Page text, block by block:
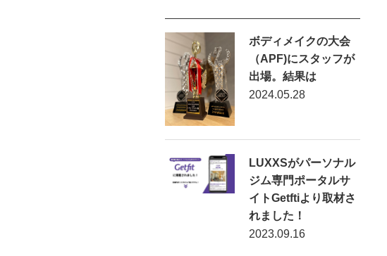
ボディメイクの大会
（APF)にスタッフが
出場。結果は
2024.05.28
LUXXSがパーソナル
ジム専門ポータルサ
イトGetftiより取材さ
れました！
2023.09.16